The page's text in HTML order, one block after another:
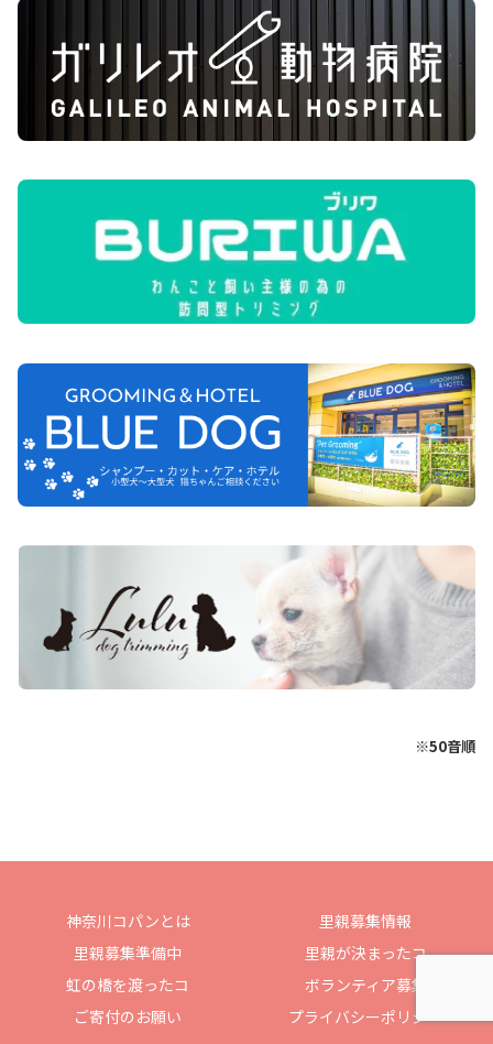
※50音順
神奈川コパンとは
里親募集情報
里親募集準備中
里親が決まったコ
虹の橋を渡ったコ
ボランティア募集
ご寄付のお願い
プライバシーポリシー